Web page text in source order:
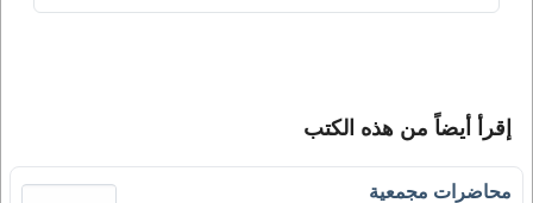
إقرأ أيضاً من هذه الكتب
محاضرات مجمعية